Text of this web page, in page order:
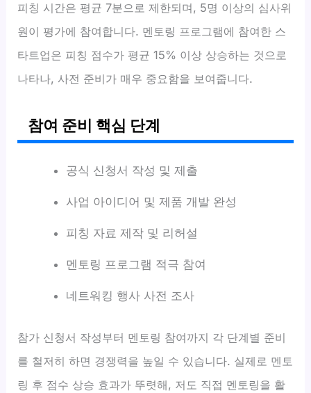
피칭 시간은 평균 7분으로 제한되며, 5명 이상의 심사위
원이 평가에 참여합니다. 멘토링 프로그램에 참여한 스
타트업은 피칭 점수가 평균 15% 이상 상승하는 것으로
나타나, 사전 준비가 매우 중요함을 보여줍니다.
참여 준비 핵심 단계
공식 신청서 작성 및 제출
사업 아이디어 및 제품 개발 완성
피칭 자료 제작 및 리허설
멘토링 프로그램 적극 참여
네트워킹 행사 사전 조사
참가 신청서 작성부터 멘토링 참여까지 각 단계별 준비
를 철저히 하면 경쟁력을 높일 수 있습니다. 실제로 멘토
링 후 점수 상승 효과가 뚜렷해, 저도 직접 멘토링을 활